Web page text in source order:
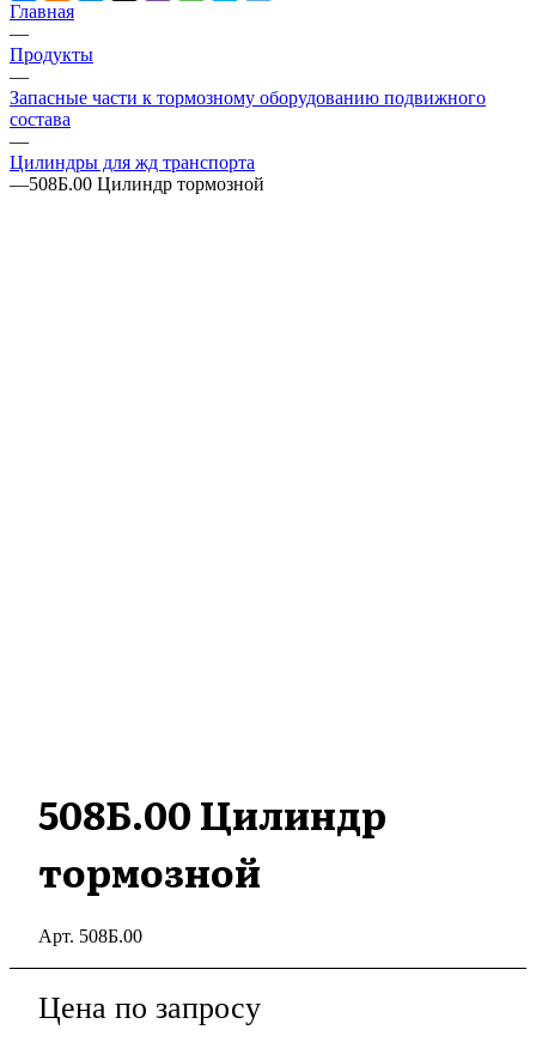
Главная
—
Продукты
—
Запасные части к тормозному оборудованию подвижного
состава
—
Цилиндры для жд транспорта
—508Б.00 Цилиндр тормозной
508Б.00 Цилиндр
тормозной
Арт. 508Б.00
Цена по запросу